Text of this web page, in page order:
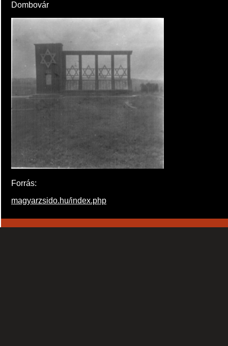
Dombovár
Forrás:
magyarzsido.hu/index.php